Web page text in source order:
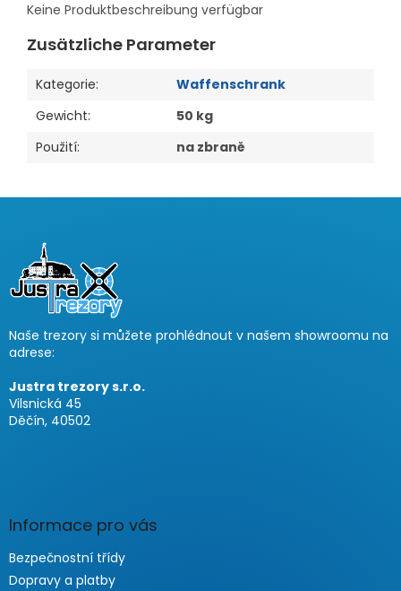
Keine Produktbeschreibung verfügbar
Zusätzliche Parameter
Kategorie:
Waffenschrank
Gewicht:
50 kg
Použití: na zbraně
e
Naše trezory si můžete prohlédnout v našem showroomu na
adrese:
Justra trezory s.r.o.
Vilsnická 45
Děčín, 40502
Informace pro vás
Bezpečnostní třídy
Dopravy a platby